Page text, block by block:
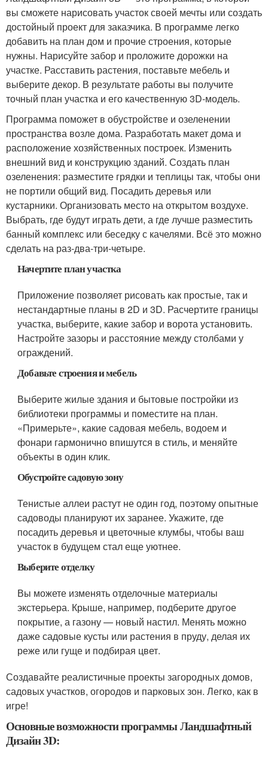
вы сможете нарисовать участок своей мечты или создать
достойный проект для заказчика. В программе легко
добавить на план дом и прочие строения, которые
нужны. Нарисуйте забор и проложите дорожки на
участке. Расставить растения, поставьте мебель и
выберите декор. В результате работы вы получите
точный план участка и его качественную 3D-модель.
Программа поможет в обустройстве и озеленении
пространства возле дома. Разработать макет дома и
расположение хозяйственных построек. Изменить
внешний вид и конструкцию зданий. Создать план
озеленения: разместите грядки и теплицы так, чтобы они
не портили общий вид. Посадить деревья или
кустарники. Организовать место на открытом воздухе.
Выбрать, где будут играть дети, а где лучше разместить
банный комплекс или беседку с качелями. Всё это можно
сделать на раз-два-три-четыре.
Начертите план участка
Приложение позволяет рисовать как простые, так и
нестандартные планы в 2D и 3D. Расчертите границы
участка, выберите, какие забор и ворота установить.
Настройте зазоры и расстояние между столбами у
ограждений.
Добавьте строения и мебель
Выберите жилые здания и бытовые постройки из
библиотеки программы и поместите на план.
«Примерьте», какие садовая мебель, водоем и
фонари гармонично впишутся в стиль, и меняйте
объекты в один клик.
Обустройте садовую зону
Тенистые аллеи растут не один год, поэтому опытные
садоводы планируют их заранее. Укажите, где
посадить деревья и цветочные клумбы, чтобы ваш
участок в будущем стал еще уютнее.
Выберите отделку
Вы можете изменять отделочные материалы
экстерьера. Крыше, например, подберите другое
покрытие, а газону — новый настил. Менять можно
даже садовые кусты или растения в пруду, делая их
реже или гуще и подбирая цвет.
Создавайте реалистичные проекты загородных домов,
садовых участков, огородов и парковых зон. Легко, как в
игре!
Основные возможности программы Ландшафтный
Дизайн 3D: